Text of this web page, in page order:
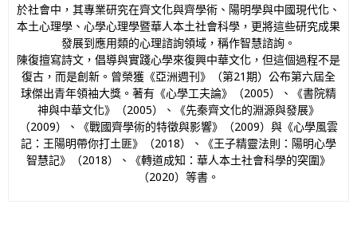
於社會中，其專業研究在齊文化與齊學術、陽明學與中國現代化、
本土心理學、心學心理學暨華人本土社會科學，更將這些研究成果
發展到應用類的心理諮詢領域，稱作智慧諮詢。
陳復擅寫詩文，倡導與實踐心學來復興中華文化，但這個過程不是
復古，而是創新。曾榮獲《亞洲週刊》（第21期）公布第六屆全
球傑出青年領袖大獎。著有《心學工夫論》（2005）、《書院精
神與中華文化》（2005）、《先秦齊文化的淵源與發展》
（2009）、《戰國齊學術的特徵與影響》（2009）與《心學風雲
記：王陽明帶你打土匪》（2018）、《王子精靈法則：陽明心學
智慧記》（2018）、《轉道成知：華人本土社會科學的突圍》
（2020）等書。